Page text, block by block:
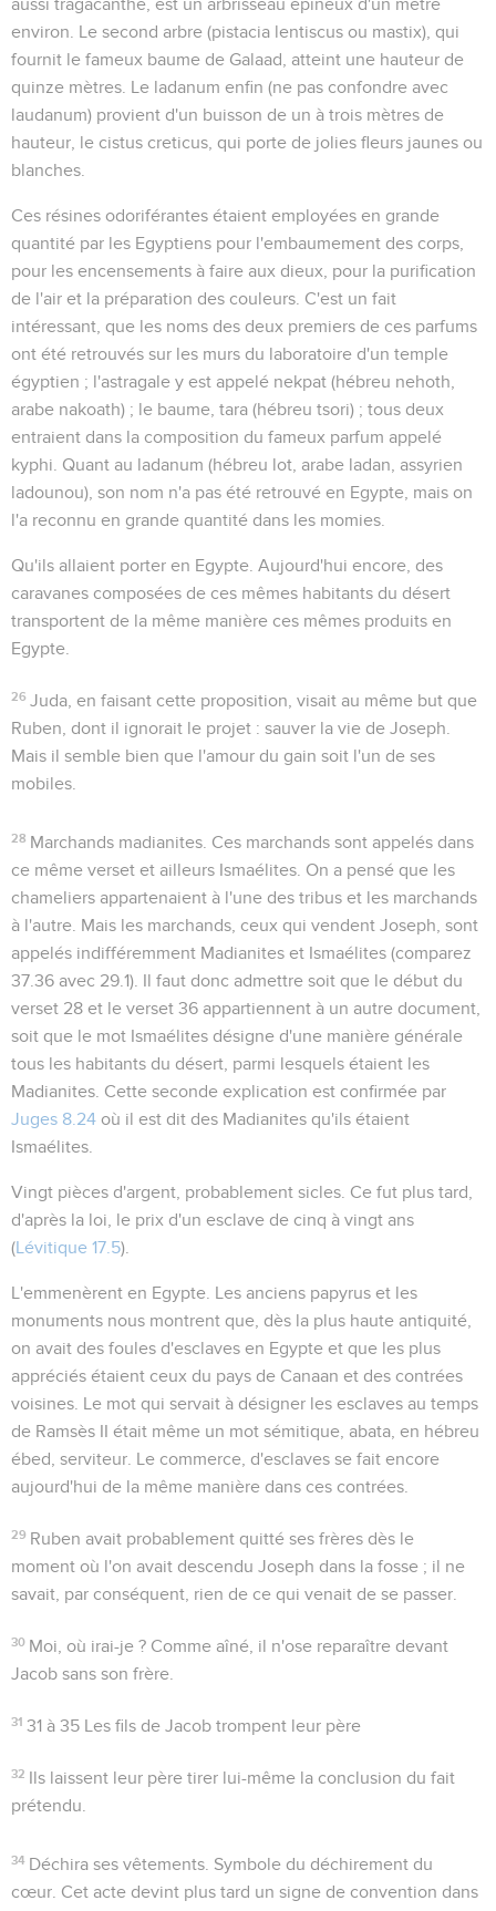
aussi tragacanthe, est un arbrisseau épineux d'un mètre
environ. Le second arbre (pistacia lentiscus ou mastix), qui
fournit le fameux baume de Galaad, atteint une hauteur de
quinze mètres. Le ladanum enfin (ne pas confondre avec
laudanum) provient d'un buisson de un à trois mètres de
hauteur, le cistus creticus , qui porte de jolies fleurs jaunes ou
blanches.
Ces résines odoriférantes étaient employées en grande
quantité par les Egyptiens pour l'embaumement des corps,
pour les encensements à faire aux dieux, pour la purification
de l'air et la préparation des couleurs. C'est un fait
intéressant, que les noms des deux premiers de ces parfums
ont été retrouvés sur les murs du laboratoire d'un temple
égyptien ; l'astragale y est appelé nekpat (hébreu nehoth
arabe nakoath) ; le baume, tara (hébreu tsori) ; tous deux
entraient dans la composition du fameux parfum appelé
kyphi . Quant au ladanum (hébreu lot , arabe ladan , assyrien
ladounou), son nom n'a pas été retrouvé en Egypte, mais on
l'a reconnu en grande quantité dans les momies.
Qu'ils allaient porter en Egypte . Aujourd'hui encore, des
caravanes composées de ces mêmes habitants du désert
transportent de la même manière ces mêmes produits en
Egypte.
26 Juda, en faisant cette proposition, visait au même but que
Ruben, dont il ignorait le projet : sauver la vie de Joseph.
Mais il semble bien que l'amour du gain soit l'un de ses
mobiles.
28 Marchands madianites . Ces marchands sont appelés dans
ce même verset et ailleurs Ismaélites. On a pensé que les
chameliers appartenaient à l'une des tribus et les marchands
à l'autre. Mais les marchands , ceux qui vendent Joseph, sont
appelés indifféremment Madianites et Ismaélites (comparez
37.36 avec 29.1). Il faut donc admettre soit que le début du
verset 28 et le verset 36 appartiennent à un autre document,
soit que le mot Ismaélites désigne d'une manière générale
tous les habitants du désert, parmi lesquels étaient les
Madianites. Cette seconde explication est confirmée par
Juges 8.24 où il est dit des Madianites qu'ils étaient
Ismaélites.
Vingt pièces d'argent , probablement sicles . Ce fut plus tard,
d'après la loi, le prix d'un esclave de cinq à vingt ans
(Lévitique 17.5).
L'emmenèrent en Egypte . Les anciens papyrus et les
monuments nous montrent que, dès la plus haute antiquité,
on avait des foules d'esclaves en Egypte et que les plus
appréciés étaient ceux du pays de Canaan et des contrées
voisines. Le mot qui servait à désigner les esclaves au temps
de Ramsès II était même un mot sémitique, abata , en hébreu
ébed , serviteur. Le commerce, d'esclaves se fait encore
aujourd'hui de la même manière dans ces contrées.
29 Ruben avait probablement quitté ses frères dès le
moment où l'on avait descendu Joseph dans la fosse ; il ne
savait, par conséquent, rien de ce qui venait de se passer.
30 Moi, où irai-je ? Comme aîné, il n'ose reparaître devant
Jacob sans son frère.
31 31 à 35 Les fils de Jacob trompent leur père
32 Ils laissent leur père tirer lui-même la conclusion du fait
prétendu.
34 Déchira ses vêtements . Symbole du déchirement du
cœur. Cet acte devint plus tard un signe de convention dans